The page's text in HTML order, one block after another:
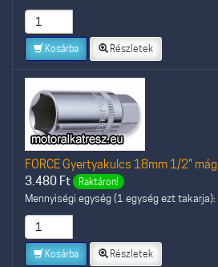
Kosárba Részletek
FORCE Gyertyakulcs 18mm 1/2"
3.480 Ft Raktáron!
Mennyiségi egység (1 egység ezt takarja):
Kosárba Részletek